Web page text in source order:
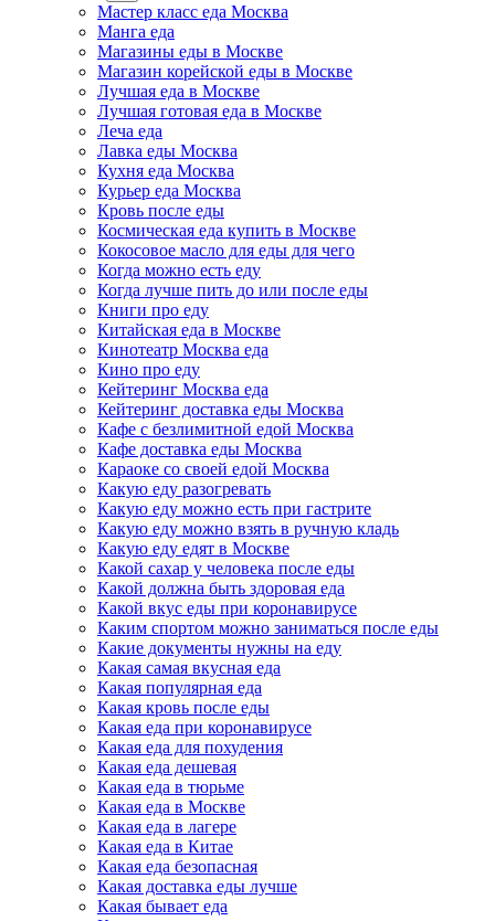
Мастер класс еда Москва
Манга еда
Магазины еды в Москве
Магазин корейской еды в Москве
Лучшая еда в Москве
Лучшая готовая еда в Москве
Леча еда
Лавка еды Москва
Кухня еда Москва
Курьер еда Москва
Кровь после еды
Космическая еда купить в Москве
Кокосовое масло для еды для чего
Когда можно есть еду
Когда лучше пить до или после еды
Книги про еду
Китайская еда в Москве
Кинотеатр Москва еда
Кино про еду
Кейтеринг Москва еда
Кейтеринг доставка еды Москва
Кафе с безлимитной едой Москва
Кафе доставка еды Москва
Караоке со своей едой Москва
Какую еду разогревать
Какую еду можно есть при гастрите
Какую еду можно взять в ручную кладь
Какую еду едят в Москве
Какой сахар у человека после еды
Какой должна быть здоровая еда
Какой вкус еды при коронавирусе
Каким спортом можно заниматься после еды
Какие документы нужны на еду
Какая самая вкусная еда
Какая популярная еда
Какая кровь после еды
Какая еда при коронавирусе
Какая еда для похудения
Какая еда дешевая
Какая еда в тюрьме
Какая еда в Москве
Какая еда в лагере
Какая еда в Китае
Какая еда безопасная
Какая доставка еды лучше
Какая бывает еда